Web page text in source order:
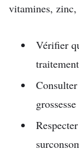
vitamines,
Vérifier